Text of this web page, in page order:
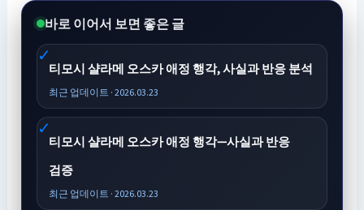
바로 이어서 보면 좋은 글
티모시 샬라메 오스카 애정 행각, 사실과 반응 분석
최근 업데이트 · 2026.03.23
티모시 샬라메 오스카 애정 행각—사실과 반응
검증
최근 업데이트 · 2026.03.23